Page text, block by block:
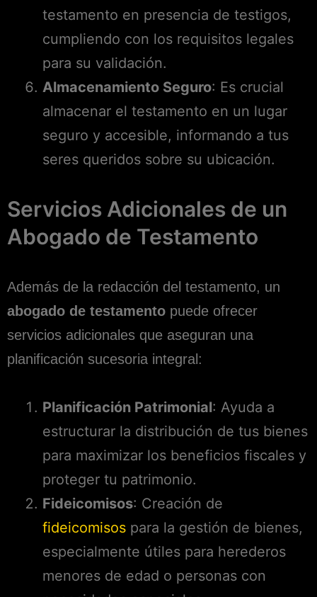
testamento en presencia de testigos,
cumpliendo con los requisitos legales
para su validación.
Almacenamiento Seguro: Es crucial
almacenar el testamento en un lugar
seguro y accesible, informando a tus
seres queridos sobre su ubicación.
Servicios Adicionales de un
Abogado de Testamento
Además de la redacción del testamento, un
abogado de testamento puede ofrecer
servicios adicionales que aseguran una
planificación sucesoria integral:
Planificación Patrimonial: Ayuda a
estructurar la distribución de tus bienes
para maximizar los beneficios fiscales y
proteger tu patrimonio.
Fideicomisos: Creación de
fideicomisos para la gestión de bienes,
especialmente útiles para herederos
menores de edad o personas con